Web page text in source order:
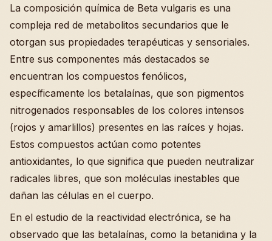
La composición química de Beta vulgaris es una
compleja red de metabolitos secundarios que le
otorgan sus propiedades terapéuticas y sensoriales.
Entre sus componentes más destacados se
encuentran los compuestos fenólicos,
específicamente los betalaínas, que son pigmentos
nitrogenados responsables de los colores intensos
(rojos y amarlillos) presentes en las raíces y hojas.
Estos compuestos actúan como potentes
antioxidantes, lo que significa que pueden neutralizar
radicales libres, que son moléculas inestables que
dañan las células en el cuerpo.
En el estudio de la reactividad electrónica, se ha
observado que las betalaínas, como la betanidina y la